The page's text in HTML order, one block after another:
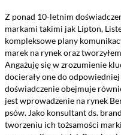
Z ponad 10-letnim
markami takimi jak Lipton,
kompleksowe plany
marek na rynek oraz
Angażuję się w zrozumienie
docierały one do
doświadczenie obejmuje
jest wprowadzenie na rynek
psów. Jako konsultant ds.
tworzeniu ich tożsamości